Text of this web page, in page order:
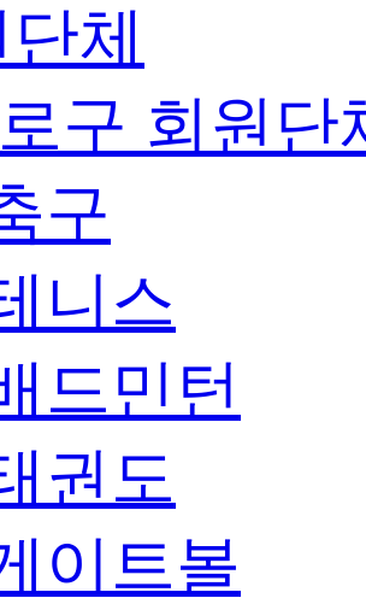
체
구 회원단
구
니스
드민턴
권도
이트볼